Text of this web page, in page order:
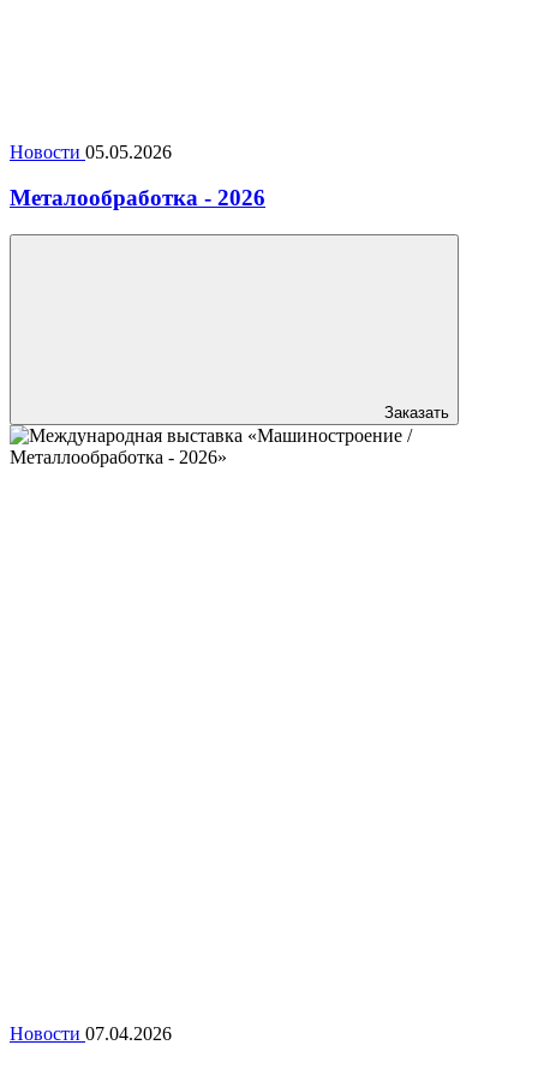
Новости 05.05.2026
Металообработка - 2026
Заказать
Новости 07.04.2026